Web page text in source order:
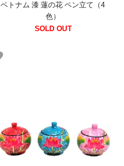
ベトナム 漆 蓮の花 ペン立て（4
色）
SOLD OUT